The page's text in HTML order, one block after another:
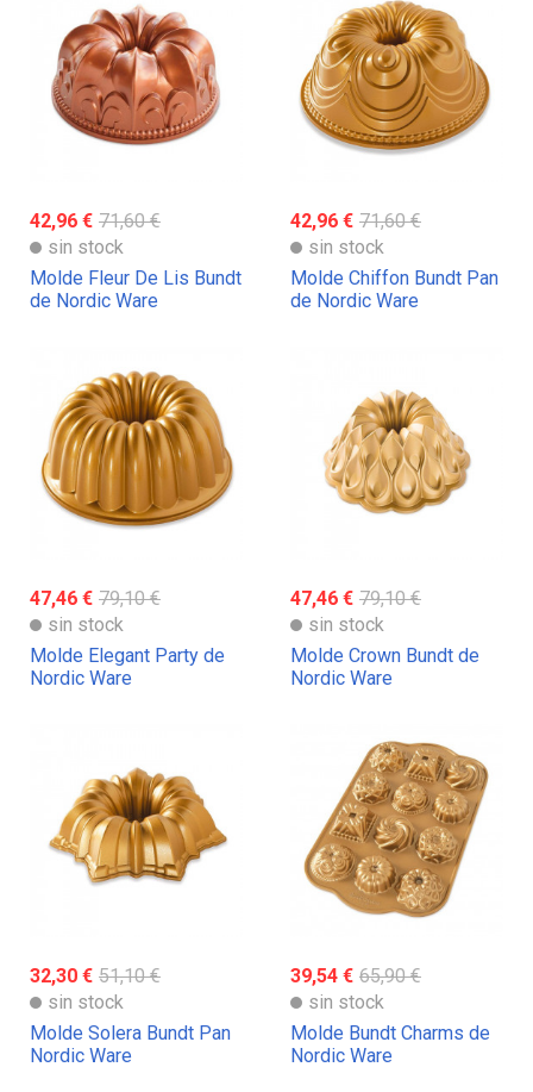
42,96 € 71,60 €
sin stock
Molde Fleur De Lis Bundt
de Nordic Ware
42,96 € 71,60 €
sin stock
Molde Chiffon Bundt Pan
de Nordic Ware
47,46 € 79,10 €
sin stock
Molde Elegant Party de
Nordic Ware
47,46 € 79,10 €
sin stock
Molde Crown Bundt de
Nordic Ware
32,30 € 51,10 €
sin stock
Molde Solera Bundt Pan
Nordic Ware
39,54 € 65,90 €
sin stock
Molde Bundt Charms de
Nordic Ware